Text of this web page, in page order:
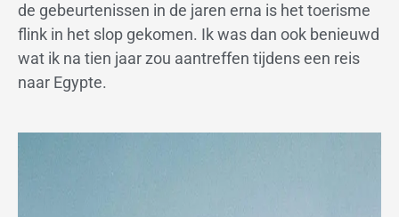
de gebeurtenissen in de jaren erna is het toerisme
flink in het slop gekomen. Ik was dan ook benieuwd
wat ik na tien jaar zou aantreffen tijdens een reis
naar Egypte.